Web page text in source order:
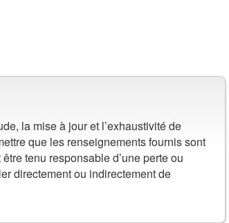
la mise à jour et l’exhaustivité de
que les renseignements fournis sont
tenu responsable d’une perte ou
directement ou indirectement de